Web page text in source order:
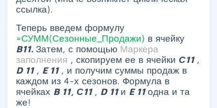
ссылка).
Теперь введем формулу
=СУММ(Сезонные_Продажи) в ячейку
B11. Затем, с помощью Маркера
заполнения , скопируем ее в ячейки С11 ,
D 11 , E 11 , и получим суммы продаж в
каждом из 4-х сезонов. Формула в
ячейках B 11, С11 , D 11 и E 11одна и та
же!